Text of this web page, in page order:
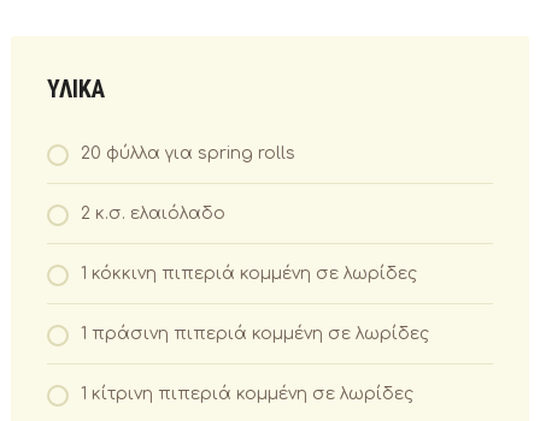
ΥΛΙΚΑ
20 φύλλα για spring rolls
2 κ.σ. ελαιόλαδο
1 κόκκινη πιπεριά κομμένη σε λωρίδες
1 πράσινη πιπεριά κομμένη σε λωρίδες
1 κίτρινη πιπεριά κομμένη σε λωρίδες